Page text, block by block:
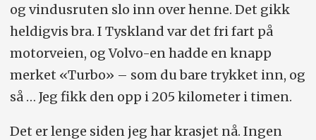
og vindusruten slo inn over henne. Det gikk
heldigvis bra. I Tyskland var det fri fart på
motorveien, og Volvo-en hadde en knapp
merket «Turbo» – som du bare trykket inn, og
så … Jeg fikk den opp i 205 kilometer i timen.
Det er lenge siden jeg har krasjet nå. Ingen